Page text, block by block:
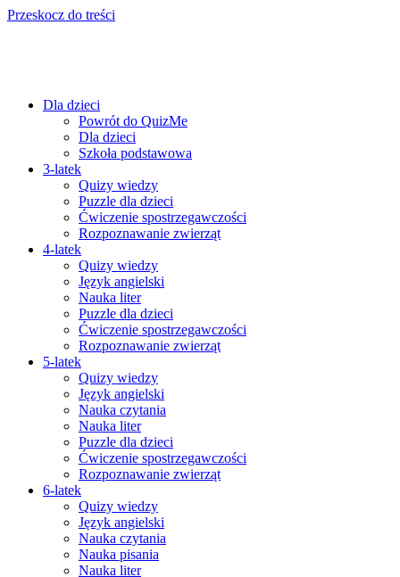
Przeskocz do treści
Dla dzieci
Powrót do QuizMe
Dla dzieci
Szkoła podstawowa
3-latek
Quizy wiedzy
Puzzle dla dzieci
Ćwiczenie spostrzegawczości
Rozpoznawanie zwierząt
4-latek
Quizy wiedzy
Język angielski
Nauka liter
Puzzle dla dzieci
Ćwiczenie spostrzegawczości
Rozpoznawanie zwierząt
5-latek
Quizy wiedzy
Język angielski
Nauka czytania
Nauka liter
Puzzle dla dzieci
Ćwiczenie spostrzegawczości
Rozpoznawanie zwierząt
6-latek
Quizy wiedzy
Język angielski
Nauka czytania
Nauka pisania
Nauka liter